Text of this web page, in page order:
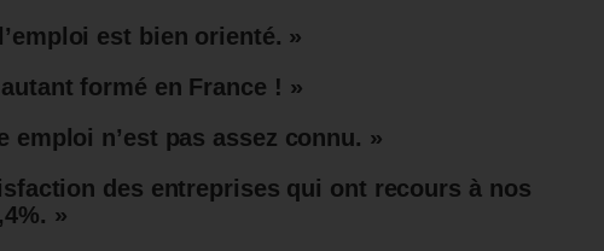
est bien orienté. »
formé en France ! »
emploi n’est pas assez connu. »
des entreprises qui ont recours à nos
»